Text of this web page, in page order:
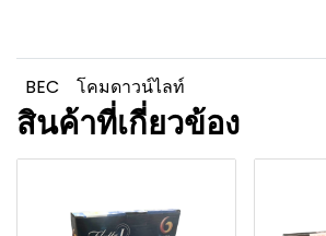
BEC โคมดาวน์ไลท์
สินค้าที่เกี่ยวข้อง